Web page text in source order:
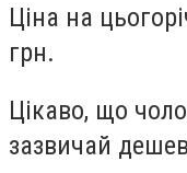
Ціна на
грн.
Цікаво, що
зазвичай